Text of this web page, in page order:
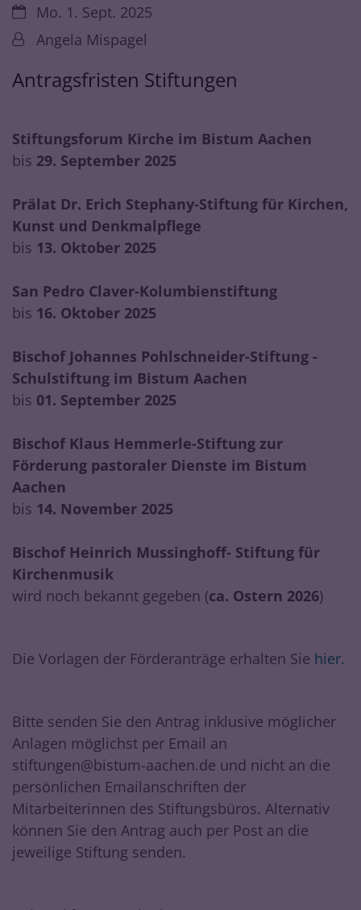
Datum:Mo. 1. Sept. 2025
Von:Angela Mispagel
Antragsfristen Stiftungen
Stiftungsforum Kirche im Bistum Aachen
bis 29. September 2025
Prälat Dr. Erich Stephany-Stiftung für Kirchen,
Kunst und Denkmalpflege
bis 13. Oktober 2025
San Pedro Claver-Kolumbienstiftung
bis 16. Oktober 2025
Bischof Johannes Pohlschneider-Stiftung -
Schulstiftung im Bistum Aachen
bis 01. September 2025
Bischof Klaus Hemmerle-Stiftung zur
Förderung pastoraler Dienste im Bistum
Aachen
bis 14. November 2025
Bischof Heinrich Mussinghoff- Stiftung für
Kirchenmusik
wird noch bekannt gegeben (ca. Ostern 2026)
Die Vorlagen der Förderanträge erhalten Sie hier.
Bitte senden Sie den Antrag inklusive möglicher
Anlagen möglichst per Email an
stiftungen@bistum-aachen.de und nicht an die
persönlichen Emailanschriften der
Mitarbeiterinnen des Stiftungsbüros. Alternativ
können Sie den Antrag auch per Post an die
jeweilige Stiftung senden.